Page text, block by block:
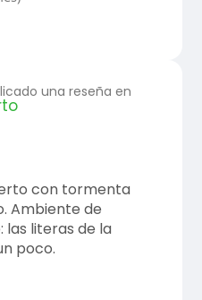
una reseña en
con tormenta
Ambiente de
las literas de la
poco.